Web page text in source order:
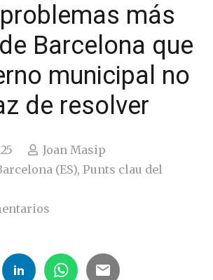
más
Barcelona que
municipal no
de resolver
Joan Masip
(ES),Punts clau del